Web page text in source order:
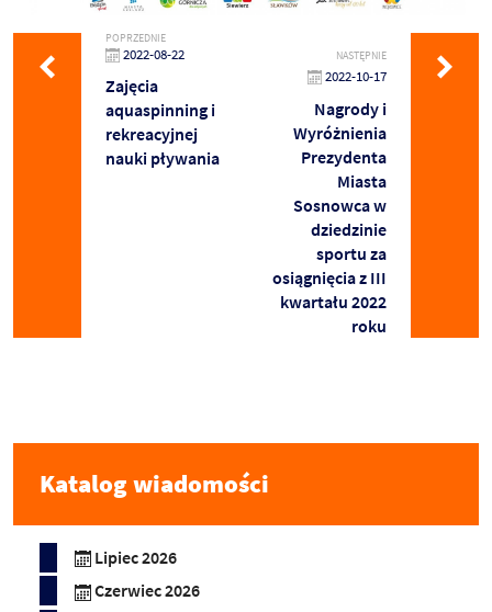
POPRZEDNIE
2022-08-22
Zajęcia
aquaspinning i
rekreacyjnej
nauki pływania
NASTĘPNIE
2022-10-17
Nagrody i
Wyróżnienia
Prezydenta
Miasta
Sosnowca w
dziedzinie
sportu za
osiągnięcia z III
kwartału 2022
roku
Katalog wiadomości
Lipiec 2026
Czerwiec 2026